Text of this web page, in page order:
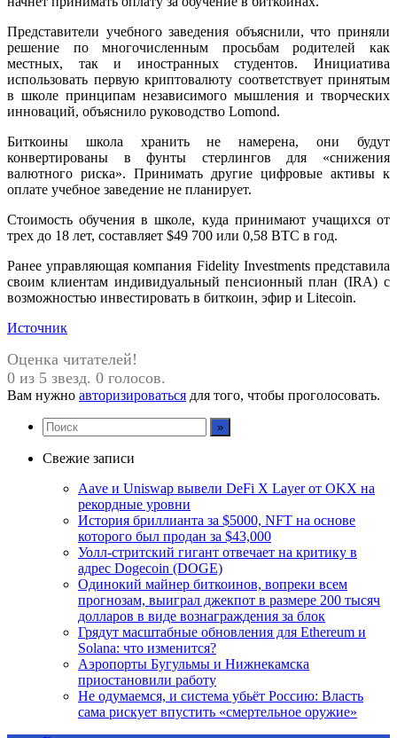
Представители учебного заведения объяснили, что приняли
решение по многочисленным просьбам родителей как
местных, так и иностранных студентов. Инициатива
использовать первую криптовалюту соответствует принятым
в школе принципам независимого мышления и творческих
инноваций, объяснило руководство Lomond.
Биткоины школа хранить не намерена, они будут
конвертированы в фунты стерлингов для «снижения
валютного риска». Принимать другие цифровые активы к
оплате учебное заведение не планирует.
Стоимость обучения в школе, куда принимают учащихся от
трех до 18 лет, составляет $49 700 или 0,58 BTC в год.
Ранее управляющая компания Fidelity Investments представила
своим клиентам индивидуальный пенсионный план (IRA) с
возможностью инвестировать в биткоин, эфир и Litecoin.
Источник
Оценка читателей!
0 из 5 звезд. 0 голосов.
Вам нужно авторизироваться для того, чтобы проголосовать.
Свежие записи
Aave и Uniswap вывели DeFi X Layer от OKX на
рекордные уровни
История бриллианта за $5000, NFT на основе
которого был продан за $43,000
Уолл-стритский гигант отвечает на критику в
адрес Dogecoin (DOGE)
Одинокий майнер биткоинов, вопреки всем
прогнозам, выиграл джекпот в размере 200 тысяч
долларов в виде вознаграждения за блок
Грядут масштабные обновления для Ethereum и
Solana: что изменится?
Аэропорты Бугульмы и Нижнекамска
приостановили работу
Не одумаемся, и система убьёт Россию: Власть
сама рискует впустить «смертельное оружие»